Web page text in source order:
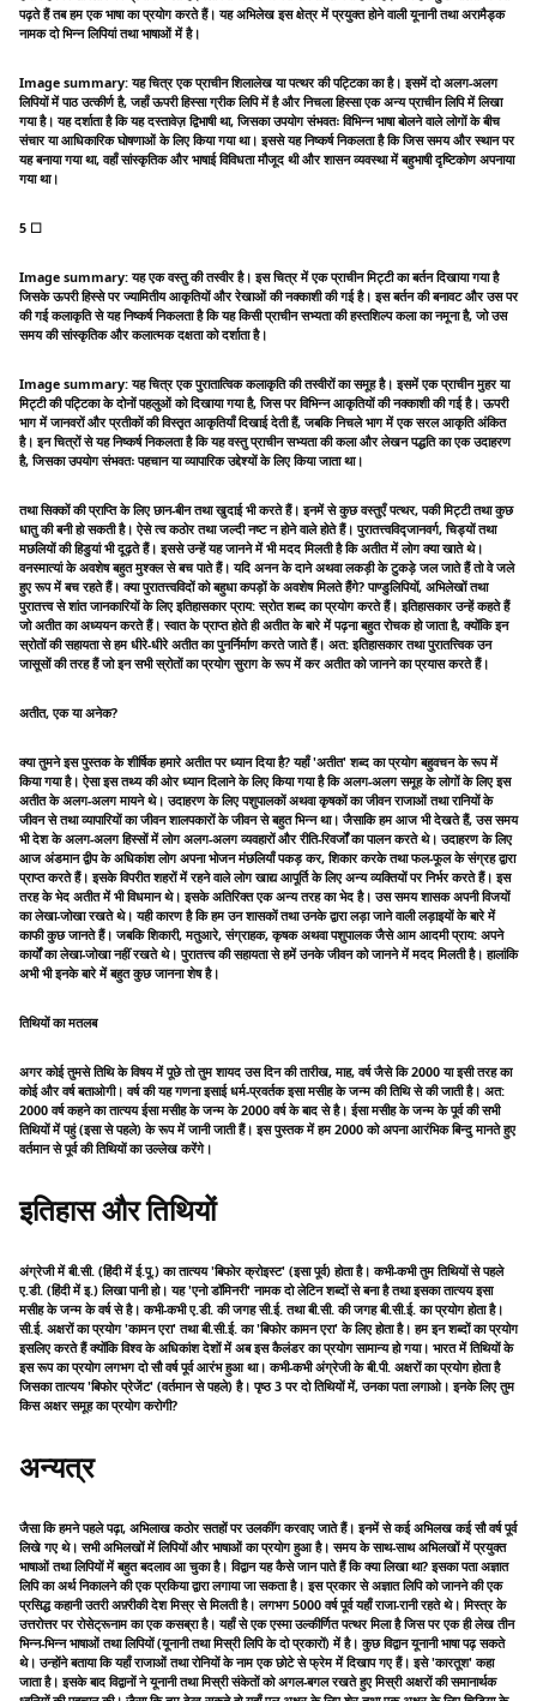
पढ़ते हैं तब हम एक भाषा का प्रयोग करते हैं। यह अभिलेख इस क्षेत्र में प्रयुक्त होने वाली यूनानी तथा अरामैड्क
नामक दो भिन्न लिपियां तथा भाषाओं में है।
Image summary: यह चित्र एक प्राचीन शिलालेख या पत्थर की पट्टिका का है। इसमें दो अलग-अलग
लिपियों में पाठ उत्कीर्ण है, जहाँ ऊपरी हिस्सा ग्रीक लिपि में है और निचला हिस्सा एक अन्य प्राचीन लिपि में लिखा
गया है। यह दर्शाता है कि यह दस्तावेज़ द्विभाषी था, जिसका उपयोग संभवतः विभिन्न भाषा बोलने वाले लोगों के बीच
संचार या आधिकारिक घोषणाओं के लिए किया गया था। इससे यह निष्कर्ष निकलता है कि जिस समय और स्थान पर
यह बनाया गया था, वहाँ सांस्कृतिक और भाषाई विविधता मौजूद थी और शासन व्यवस्था में बहुभाषी दृष्टिकोण अपनाया
गया था।
5 ☐
Image summary: यह एक वस्तु की तस्वीर है। इस चित्र में एक प्राचीन मिट्टी का बर्तन दिखाया गया है
जिसके ऊपरी हिस्से पर ज्यामितीय आकृतियों और रेखाओं की नक्काशी की गई है। इस बर्तन की बनावट और उस पर
की गई कलाकृति से यह निष्कर्ष निकलता है कि यह किसी प्राचीन सभ्यता की हस्तशिल्प कला का नमूना है, जो उस
समय की सांस्कृतिक और कलात्मक दक्षता को दर्शाता है।
Image summary: यह चित्र एक पुरातात्विक कलाकृति की तस्वीरों का समूह है। इसमें एक प्राचीन मुहर या
मिट्टी की पट्टिका के दोनों पहलुओं को दिखाया गया है, जिस पर विभिन्न आकृतियों की नक्काशी की गई है। ऊपरी
भाग में जानवरों और प्रतीकों की विस्तृत आकृतियाँ दिखाई देती हैं, जबकि निचले भाग में एक सरल आकृति अंकित
है। इन चित्रों से यह निष्कर्ष निकलता है कि यह वस्तु प्राचीन सभ्यता की कला और लेखन पद्धति का एक उदाहरण
है, जिसका उपयोग संभवतः पहचान या व्यापारिक उद्देश्यों के लिए किया जाता था।
तथा सिक्कों की प्राप्ति के लिए छान-बीन तथा खुदाई भी करते हैं। इनमें से कुछ वस्तुएँ पत्थर, पकी मिट्टी तथा कुछ
धातु की बनी हो सकती है। ऐसे त्व कठोर तथा जल्दी नष्ट न होने वाले होते हैं। पुरातत्त्वविद्जानवर्ग, चिड्यों तथा
मछलियों की हिडुयां भी दूढ़ते हैं। इससे उन्हें यह जानने में भी मदद मिलती है कि अतीत में लोग क्या खाते थे।
वनस्मात्यां के अवशेष बहुत मुश्क्ल से बच पाते हैं। यदि अनन के दाने अथवा लकड़ी के टुकड़े जल जाते हैं तो वे जले
हुए रूप में बच रहते हैं। क्या पुरातत्त्वविदों को बहुधा कपड़ों के अवशेष मिलते हैंंगे? पाण्डुलिपियों, अभिलेखों तथा
पुरातत्त्व से शांत जानकारियों के लिए इतिहासकार प्राय: स्रोत शब्द का प्रयोग करते हैं। इतिहासकार उन्हें कहते हैं
जो अतीत का अध्ययन करते हैं। स्वात के प्राप्त होते ही अतीत के बारे में पढ़ना बहुत रोचक हो जाता है, क्योंकि इन
स्रोतों की सहायता से हम धीरे-धीरे अतीत का पुनर्निर्माण करते जाते हैं। अत: इतिहासकार तथा पुरातत्त्विक उन
जासूसों की तरह हैं जो इन सभी स्रोतों का प्रयोग सुराग के रूप में कर अतीत को जानने का प्रयास करते हैं।
अतीत, एक या अनेक?
क्या तुमने इस पुस्तक के शीर्षिक हमारे अतीत पर ध्यान दिया है? यहाँ 'अतीत' शब्द का प्रयोग बहुवचन के रूप में
किया गया है। ऐसा इस तथ्य की ओर ध्यान दिलाने के लिए किया गया है कि अलग-अलग समूह के लोगों के लिए इस
अतीत के अलग-अलग मायने थे। उदाहरण के लिए पशुपालकों अथवा कृषकों का जीवन राजाओं तथा रानियों के
जीवन से तथा व्यापारियों का जीवन शालपकारों के जीवन से बहुत भिन्न था। जैसाकि हम आज भी देखते हैं, उस समय
भी देश के अलग-अलग हिस्सों में लोग अलग-अलग व्यवहारों और रीति-रिवर्जों का पालन करते थे। उदाहरण के लिए
आज अंडमान द्वीप के अधिकांश लोग अपना भोजन मंछलियाँ पकड़ कर, शिकार करके तथा फल-फूल के संग्रह द्वारा
प्राप्त करते हैं। इसके विपरीत शहरों में रहने वाले लोग खाद्य आपूर्ति के लिए अन्य व्यक्तियों पर निर्भर करते हैं। इस
तरह के भेद अतीत में भी विधमान थे। इसके अतिरिक्त एक अन्य तरह का भेद है। उस समय शासक अपनी विजयों
का लेखा-जोखा रखते थे। यही कारण है कि हम उन शासकों तथा उनके द्वारा लड़ा जाने वाली लड़ाइयों के बारे में
काफी कुछ जानते हैं। जबकि शिकारी, मतुआरे, संग्राहक, कृषक अथवा पशुपालक जैसे आम आदमी प्राय: अपने
कार्यों का लेखा-जोखा नहीं रखते थे। पुरातत्त्व की सहायता से हमें उनके जीवन को जानने में मदद मिलती है। हालांकि
अभी भी इनके बारे में बहुत कुछ जानना शेष है।
तिथियों का मतलब
अगर कोई तुमसे तिथि के विषय में पूछे तो तुम शायद उस दिन की तारीख, माह, वर्ष जैसे कि 2000 या इसी तरह का
कोई और वर्ष बताओगी। वर्ष की यह गणना इसाई धर्म-प्रवर्तक इसा मसीह के जन्म की तिथि से की जाती है। अत:
2000 वर्ष कहने का तात्यय ईसा मसीह के जन्म के 2000 वर्ष के बाद से है। ईसा मसीह के जन्म के पूर्व की सभी
तिथियों में पहुं (इसा से पहले) के रूप में जानी जाती हैं। इस पुस्तक में हम 2000 को अपना आरंभिक बिन्दु मानते हुए
वर्तमान से पूर्व की तिथियों का उल्लेख करेंगे।
इतिहास और तिथियों
अंग्रेजी में बी.सी. (हिंदी में ई.पू.) का तात्यय 'बिफोर क्रोइस्ट' (इसा पूर्व) होता है। कभी-कभी तुम तिथियों से पहले
ए.डी. (हिंदी में इ.) लिखा पानी हो। यह 'एनो डॉमिनरी' नामक दो लेटिन शब्दों से बना है तथा इसका तात्यय इसा
मसीह के जन्म के वर्ष से है। कभी-कभी ए.डी. की जगह सी.ई. तथा बी.सी. की जगह बी.सी.ई. का प्रयोग होता है।
सी.ई. अक्षरों का प्रयोग 'कामन एरा' तथा बी.सी.ई. का 'बिफोर कामन एरा' के लिए होता है। हम इन शब्दों का प्रयोग
इसलिए करते हैं क्योंकि विश्व के अधिकांश देशों में अब इस कैलंडर का प्रयोग सामान्य हो गया। भारत में तिथियों के
इस रूप का प्रयोग लगभग दो सौ वर्ष पूर्व आरंभ हुआ था। कभी-कभी अंग्रेजी के बी.पी. अक्षरों का प्रयोग होता है
जिसका तात्यय 'बिफोर प्रेजेंट' (वर्तमान से पहले) है। पृष्ठ 3 पर दो तिथियों में, उनका पता लगाओ। इनके लिए तुम
किस अक्षर समूह का प्रयोग करोगी?
अन्यत्र
जैसा कि हमने पहले पढ़ा, अभिलाख कठोर सतहों पर उलकींग करवाए जाते हैं। इनमें से कई अभिलख कई सौ वर्ष पूर्व
लिखे गए थे। सभी अभिलखों में लिपियों और भाषाओं का प्रयोग हुआ है। समय के साथ-साथ अभिलखों में प्रयुक्त
भाषाओं तथा लिपियों में बहुत बदलाव आ चुका है। विद्वान यह कैसे जान पाते हैं कि क्या लिखा था? इसका पता अज्ञात
लिपि का अर्थ निकालने की एक प्रकिया द्वारा लगाया जा सकता है। इस प्रकार से अज्ञात लिपि को जानने की एक
प्रसिद्ध कहानी उतरी अफ़्रीकी देश मिस्र से मिलती है। लगभग 5000 वर्ष पूर्व यहाँ राजा-रानी रहते थे। मिस्त्र के
उत्तरोत्तर पर रोसेट्रूनाम का एक कसब्रा है। यहाँ से एक एस्मा उल्कीर्णित पत्थर मिला है जिस पर एक ही लेख तीन
भिन्न-भिन्न भाषाओं तथा लिपियों (यूनानी तथा मिस्री लिपि के दो प्रकारों) में है। कुछ विद्वान यूनानी भाषा पढ़ सकते
थे। उन्होंने बताया कि यहाँ राजाओं तथा रोनियों के नाम एक छोटे से फ्रेम में दिखाप गए हैं। इसे 'कारतूश' कहा
जाता है। इसके बाद विद्वानों ने यूनानी तथा मिस्री संकेतों को अगल-बगल रखते हुए मिस्री अक्षरों की समानार्थक